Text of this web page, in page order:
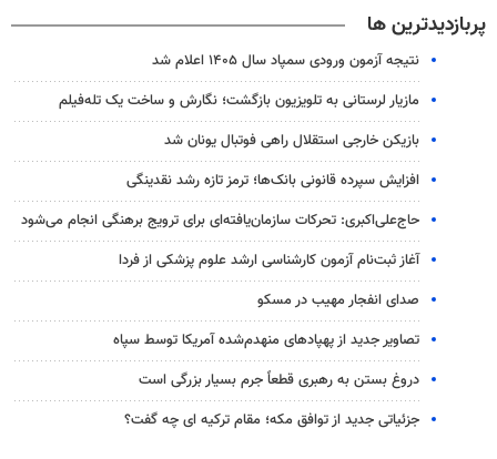
پربازدیدترین ها
نتیجه آزمون ورودی سمپاد سال ۱۴۰۵ اعلام شد
مازیار لرستانی به تلویزیون بازگشت؛ نگارش و ساخت یک تله‌فیلم
بازیکن خارجی استقلال راهی فوتبال یونان شد
افزایش سپرده قانونی بانک‌ها؛ ترمز تازه رشد نقدینگی
حاج‌علی‌اکبری: تحرکات سازمان‌یافته‌ای برای ترویج برهنگی انجام می‌شود
آغاز ثبت‌نام‌ آزمون کارشناسی ارشد علوم پزشکی از فردا
صدای انفجار مهیب در مسکو
تصاویر جدید از پهپادهای منهدم‌شده آمریکا توسط سپاه
دروغ بستن به رهبری قطعاً جرم بسیار بزرگی است
جزئیاتی جدید از توافق مکه؛ مقام ترکیه ای چه گفت؟